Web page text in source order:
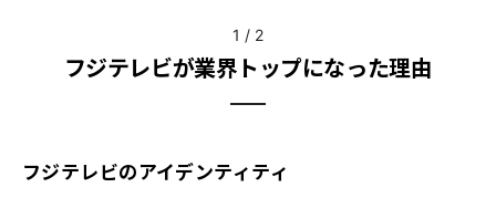
1 / 2
フジテレビが業界トップになった理由
フジテレビのアイデンティティ